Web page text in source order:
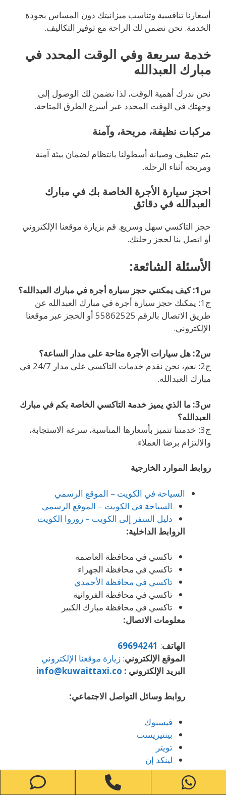
أسعارنا تنافسية وتناسب ميزانيتك دون المساس بجودة
الخدمة. نحن نضمن لك الراحة مع توفير التكاليف.
خدمة سريعة وفي الوقت المحدد في
مبارك العبدالله
نحن ندرك أهمية الوقت، لذا نضمن لك الوصول إلى
وجهتك في الوقت المحدد عبر أسرع الطرق المتاحة.
مركبات نظيفة، مريحة، وآمنة
يتم تنظيف وصيانة أسطولنا بانتظام لضمان بيئة آمنة
ومريحة أثناء الرحلة.
احجز سيارة الأجرة الخاصة بك في مبارك
العبدالله في دقائق
حجز التاكسي سهل وسريع. قم بزيارة موقعنا الإلكتروني
أو اتصل بنا لحجز رحلتك.
الأسئلة الشائعة:
س1: كيف يمكنني حجز سيارة أجرة في مبارك العبدالله؟
ج1: يمكنك حجز سيارة أجرة في مبارك العبدالله عن
طريق الاتصال بالرقم 55862525 أو الحجز عبر موقعنا
الإلكتروني.
س2: هل سيارات الأجرة متاحة على مدار الساعة؟
ج2: نعم، نحن نقدم خدمات التاكسي على مدار 24/7 في
مبارك العبدالله.
س3: ما الذي يميز خدمة التاكسي الخاصة بكم في مبارك
العبدالله؟
ج3: خدمتنا تتميز بأسعارها المناسبة، سرعة الاستجابة،
والالتزام برضا العملاء.
روابط الموارد الخارجية
السياحة في الكويت – الموقع الرسمي
السياحة في الكويت – الموقع الرسمي
دليل السفر إلى الكويت – زوروا الكويت
الروابط الداخلية:
تاكسي في محافظة العاصمة
تاكسي في محافظة الجهراء
تاكسي في محافظة الأحمدي
تاكسي في محافظة الفروانية
تاكسي في محافظة مبارك الكبير
معلومات الاتصال:
الهاتف:
69694241
الموقع الإلكتروني: زيارة موقعنا الإلكتروني
البريد الإلكتروني : info@kuwaittaxi.co
روابط وسائل التواصل الاجتماعي:
فيسبوك
بينتيريست
تويتر
لينكد إن
يوتيوب
WhatsApp